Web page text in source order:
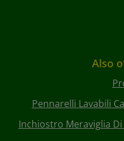
Also
Pennarelli Lavabili
Inchiostro Meraviglia